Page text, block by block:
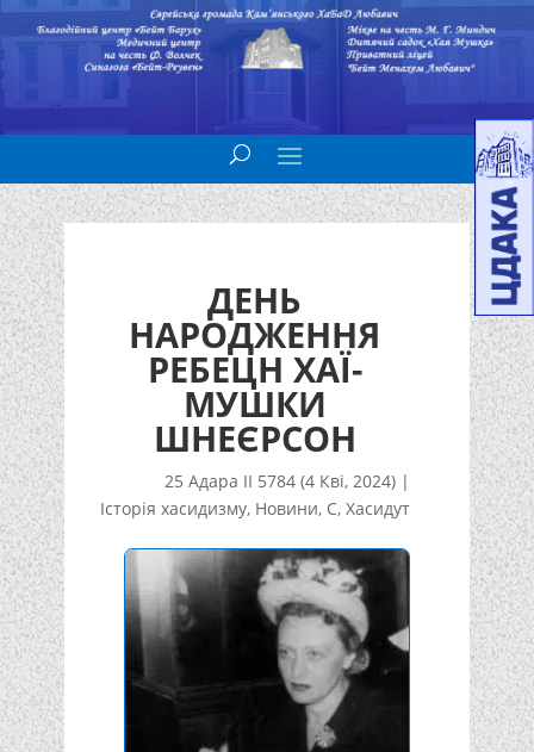
ДЕНЬ
НАРОДЖЕННЯ
РЕБЕЦН ХАЇ-
МУШКИ
ШНЕЄРСОН
25 Адара II 5784 (4 Кві, 2024) |
Історія хасидизму, Новини, С,Хасидут